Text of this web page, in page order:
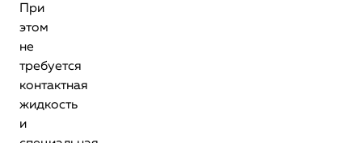
При
этом
не
требуется
контактная
жидкость
и